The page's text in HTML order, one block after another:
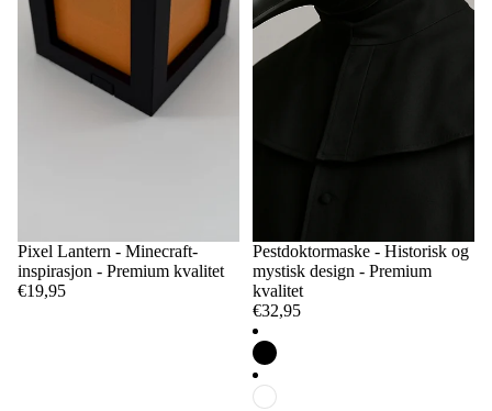
Pixel Lantern - Minecraft-
inspirasjon - Premium kvalitet
€19,95
Pestdoktormaske - Historisk og
mystisk design - Premium
kvalitet
€32,95